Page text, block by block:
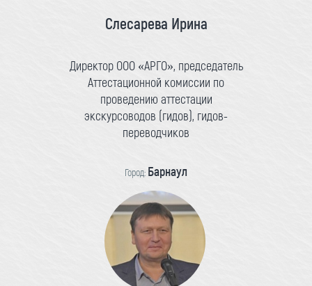
Слесарева Ирина
Директор ООО «АРГО», председатель
Аттестационной комиссии по
проведению аттестации
экскурсоводов (гидов), гидов-
переводчиков
Город: Барнаул